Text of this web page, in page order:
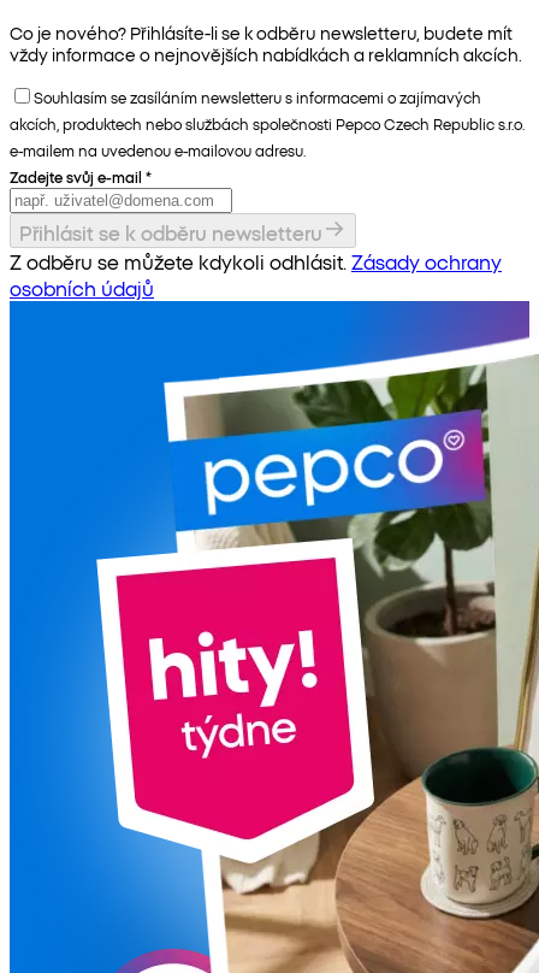
Co je nového? Přihlásíte-li se k odběru newsletteru, budete mít
vždy informace o nejnovějších nabídkách a reklamních akcích.
Souhlasím se zasíláním newsletteru s informacemi o zajímavých
akcích, produktech nebo službách společnosti Pepco Czech Republic s.r.o.
e-mailem na uvedenou e-mailovou adresu.
Zadejte svůj e-mail *
Přihlásit se k odběru newsletteru
Z odběru se můžete kdykoli odhlásit. Zásady ochrany
osobních údajů